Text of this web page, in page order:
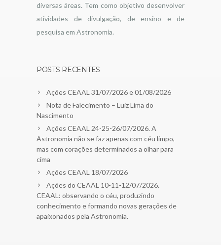
diversas áreas. Tem como objetivo desenvolver
atividades de divulgação, de ensino e de
pesquisa em Astronomia.
POSTS RECENTES
Ações CEAAL 31/07/2026 e 01/08/2026
Nota de Falecimento – Luiz Lima do
Nascimento
Ações CEAAL 24-25-26/07/2026. A
Astronomia não se faz apenas com céu limpo,
mas com corações determinados a olhar para
cima
Ações CEAAL 18/07/2026
Ações do CEAAL 10-11-12/07/2026.
CEAAL: observando o céu, produzindo
conhecimento e formando novas gerações de
apaixonados pela Astronomia.